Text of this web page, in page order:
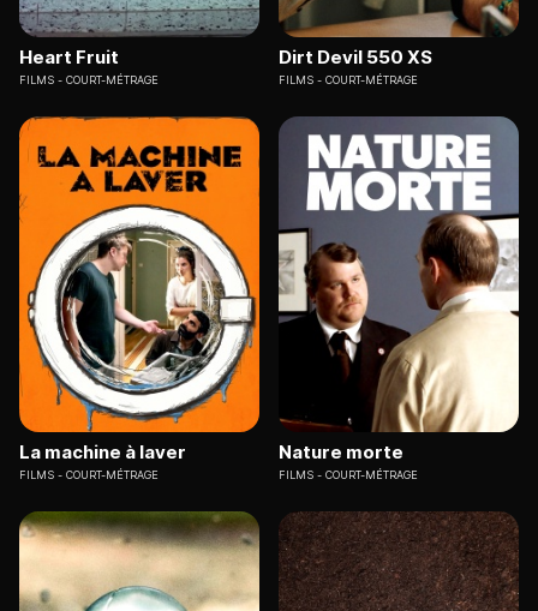
Heart Fruit
FILMS COURT-MÉTRAGE
Dirt Devil 550 XS
FILMS COURT-MÉTRAGE
La machine à laver
FILMS COURT-MÉTRAGE
Nature morte
FILMS COURT-MÉTRAGE